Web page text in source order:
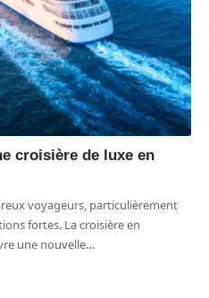
croisière de luxe en
voyageurs, particulièrement
fortes. La croisière en
une nouvelle…